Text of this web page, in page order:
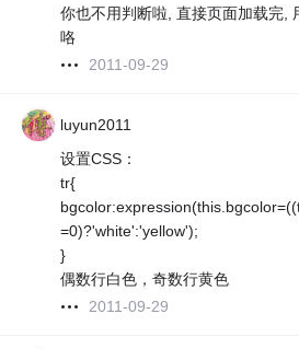
你也不用判断啦, 直接页面加载完,
咯
2011-09-29
luyun2011
设置CSS：
tr{
=0)?'white':'yellow');
}
偶数行白色，奇数行黄色
2011-09-29